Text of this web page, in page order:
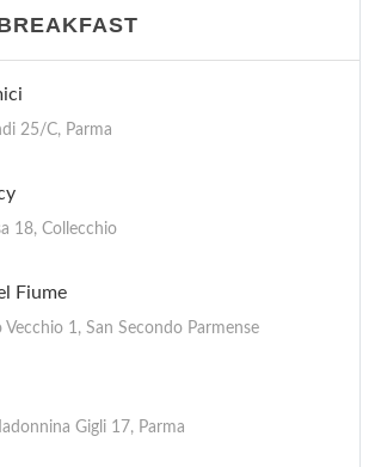
25/C, Parma
18, Collecchio
Fiume
Vecchio 1, San Secondo Parmense
Gigli 17, Parma